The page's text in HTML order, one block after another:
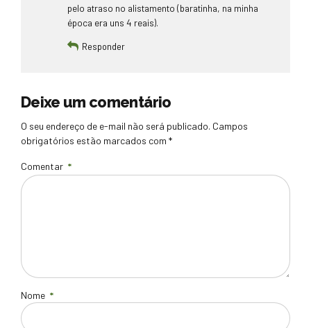
pelo atraso no alistamento (baratinha, na minha
época era uns 4 reais).
Responder
Deixe um comentário
O seu endereço de e-mail não será publicado. Campos
obrigatórios estão marcados com *
Comentar *
Nome *